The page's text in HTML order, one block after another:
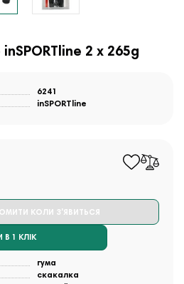
2 x 265g
6241
inSPORTline
КОЛИ З'ЯВИТЬСЯ
1 КЛІК
гума
скакалка